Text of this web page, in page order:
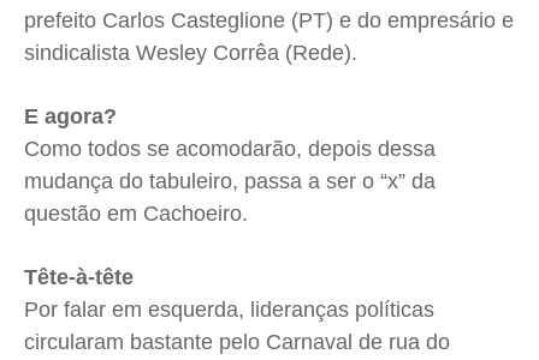
prefeito Carlos Casteglione (PT) e do empresário e
sindicalista Wesley Corrêa (Rede).
E agora?
Como todos se acomodarão, depois dessa
mudança do tabuleiro, passa a ser o “x” da
questão em Cachoeiro.
Tête-à-tête
Por falar em esquerda, lideranças políticas
circularam bastante pelo Carnaval de rua do